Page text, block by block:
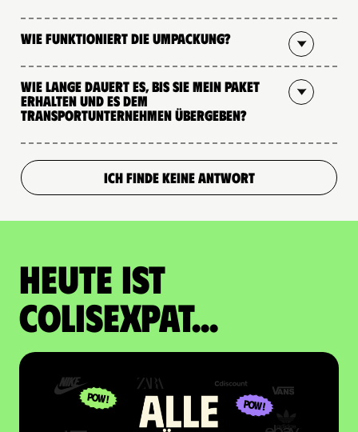
Wie funktioniert die Umpackung?
Wie lange dauert es, bis Sie mein Paket
erhalten und es dem
Transportunternehmen übergeben?
ICH FINDE KEINE ANTWORT
Heute ist
Colisexpat...